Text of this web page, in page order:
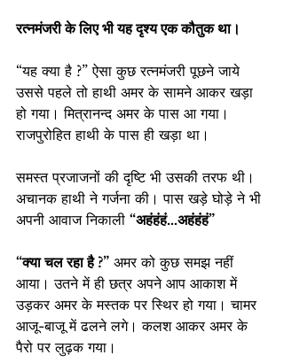
रत्नमंजरी के लिए भी यह दृश्य एक कौतुक था।
“यह क्या है ?” ऐसा कुछ रत्नमंजरी पूछने जाये
उससे पहले तो हाथी अमर के सामने आकर खड़ा
हो गया। मित्रानन्द अमर के पास आ गया।
राजपुरोहित हाथी के पास ही खड़ा था।
समस्त प्रजाजनों की दृष्टि भी उसकी तरफ थी।
अचानक हाथी ने गर्जना की। पास खड़े घोड़े ने भी
अपनी आवाज निकाली “अहंहंहं…अहंहंहं”
“क्या चल रहा है ?” अमर को कुछ समझ नहीं
आया। उतने में ही छत्र अपने आप आकाश में
उड़कर अमर के मस्तक पर स्थिर हो गया। चामर
आजू-बाजू में ढलने लगे। कलश आकर अमर के
पैरो पर लुढ़क गया।